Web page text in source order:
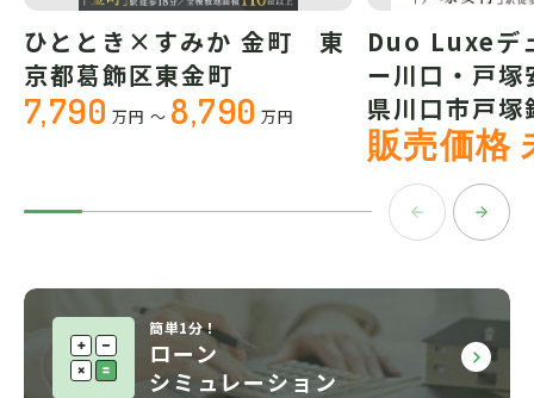
ひととき×すみか 金町 東
京都葛飾区東金町
7,790 万円 ～ 8,790 万円
Duo Luxeデ
ー川口・戸
県川口市戸塚
販売価格
簡単1分！
ローン
シミュレーション